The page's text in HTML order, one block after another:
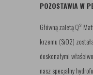
POZOSTAWIA W
Główną zaletą Q²
krzemu (SiO2)
doskonałymi
nasz specjalny